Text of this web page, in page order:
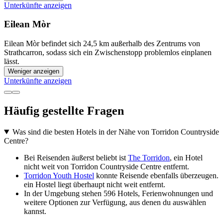
Unterkünfte anzeigen
Eilean Mòr
Eilean Mòr befindet sich 24,5 km außerhalb des Zentrums von
Strathcarron, sodass sich ein Zwischenstopp problemlos einplanen
lässt.
Weniger anzeigen
Unterkünfte anzeigen
Häufig gestellte Fragen
Was sind die besten Hotels in der Nähe von Torridon Countryside
Centre?
Bei Reisenden äußerst beliebt ist The Torridon, ein Hotel
nicht weit von Torridon Countryside Centre entfernt.
Torridon Youth Hostel konnte Reisende ebenfalls überzeugen.
ein Hostel liegt überhaupt nicht weit entfernt.
In der Umgebung stehen 596 Hotels, Ferienwohnungen und
weitere Optionen zur Verfügung, aus denen du auswählen
kannst.